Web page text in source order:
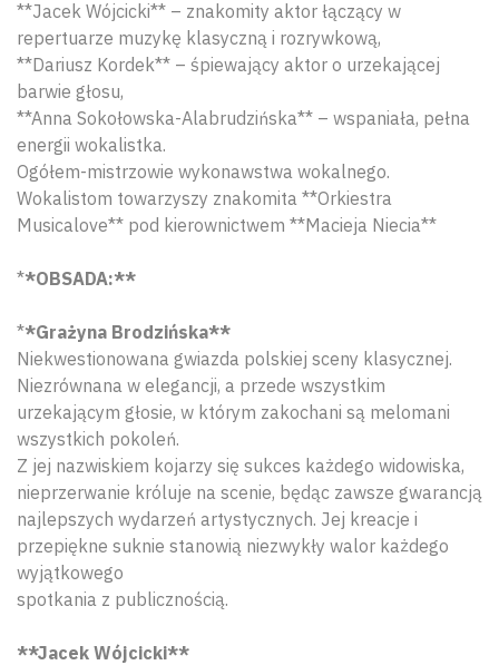
**Jacek Wójcicki** – znakomity aktor łączący w
repertuarze muzykę klasyczną i rozrywkową,
**Dariusz Kordek** – śpiewający aktor o urzekającej
barwie głosu,
**Anna Sokołowska-Alabrudzińska** – wspaniała, pełna
energii wokalistka.
Ogółem-mistrzowie wykonawstwa wokalnego.
Wokalistom towarzyszy znakomita **Orkiestra
Musicalove** pod kierownictwem **Macieja Niecia**
**OBSADA:**
**Grażyna Brodzińska**
Niekwestionowana gwiazda polskiej sceny klasycznej.
Niezrównana w elegancji, a przede wszystkim
urzekającym głosie, w którym zakochani są melomani
wszystkich pokoleń.
Z jej nazwiskiem kojarzy się sukces każdego widowiska,
nieprzerwanie króluje na scenie, będąc zawsze gwarancją
najlepszych wydarzeń artystycznych. Jej kreacje i
przepiękne suknie stanowią niezwykły walor każdego
wyjątkowego
spotkania z publicznością.
**Jacek Wójcicki**